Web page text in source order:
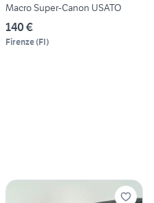
Macro Super-Canon USATO
140 €
Firenze(FI)